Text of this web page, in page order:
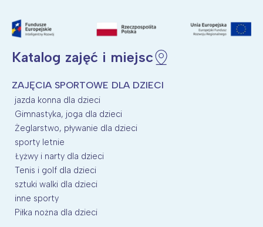
Katalog zajęć i miejsc
ZAJĘCIA SPORTOWE DLA DZIECI
jazda konna dla dzieci
Gimnastyka, joga dla dzieci
Żeglarstwo, pływanie dla dzieci
sporty letnie
Łyżwy i narty dla dzieci
Tenis i golf dla dzieci
sztuki walki dla dzieci
inne sporty
Piłka nożna dla dzieci